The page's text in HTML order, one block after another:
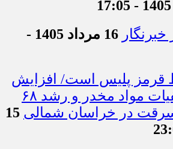
16 مرداد 1405 -
قرمز پلیس است/ افزایش
۴۳ درصدی کشفیات مواد مخدر و رشد ۶۸
در خراسان شمالی 15